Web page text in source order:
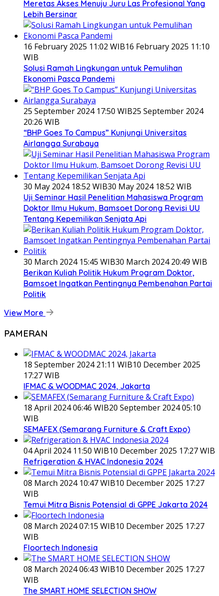
Meretas Akses Menuju Juru Las Profesional Yang
Lebih Bersinar
16 February 2025 11:02 WIB16 February 2025 11:10
WIB
Solusi Ramah Lingkungan untuk Pemulihan
Ekonomi Pasca Pandemi
25 September 2024 17:50 WIB25 September 2024
20:26 WIB
“BHP Goes To Campus” Kunjungi Universitas
Airlangga Surabaya
30 May 2024 18:52 WIB30 May 2024 18:52 WIB
Uji Seminar Hasil Penelitian Mahasiswa Program
Doktor Ilmu Hukum, Bamsoet Dorong Revisi UU
Tentang Kepemilikan Senjata Api
30 March 2024 15:45 WIB30 March 2024 20:49 WIB
Berikan Kuliah Politik Hukum Program Doktor,
Bamsoet Ingatkan Pentingnya Pembenahan Partai
Politik
View More
PAMERAN
18 September 2024 21:11 WIB10 December 2025
17:27 WIB
IFMAC & WOODMAC 2024, Jakarta
18 April 2024 06:46 WIB20 September 2024 05:10
WIB
SEMAFEX (Semarang Furniture & Craft Expo)
04 April 2024 11:50 WIB10 December 2025 17:27 WIB
Refrigeration & HVAC Indonesia 2024
08 March 2024 10:47 WIB10 December 2025 17:27
WIB
Temui Mitra Bisnis Potensial di GPPE Jakarta 2024
08 March 2024 07:15 WIB10 December 2025 17:27
WIB
Floortech Indonesia
08 March 2024 06:43 WIB10 December 2025 17:27
WIB
The SMART HOME SELECTION SHOW